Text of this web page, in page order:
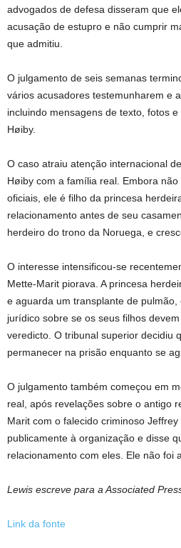
advogados de defesa disseram que
acusação de estupro e não cumprir
que admitiu.
O julgamento de seis semanas
vários acusadores testemunharem e
incluindo mensagens de texto, fotos
Høiby.
O caso atraiu atenção internacional
Høiby com a família real. Embora
oficiais, ele é filho da princesa
relacionamento antes de seu
herdeiro do trono da Noruega, e
O interesse intensificou-se
Mette-Marit piorava. A princesa
e aguarda um transplante de
jurídico sobre se os seus filhos
veredicto. O tribunal superior decidiu
permanecer na prisão enquanto se
O julgamento também começou em
real, após revelações sobre o antigo
Marit com o falecido criminoso
publicamente à organização e disse
relacionamento com eles. Ele não foi
Lewis escreve para a Associated
Link da fonte